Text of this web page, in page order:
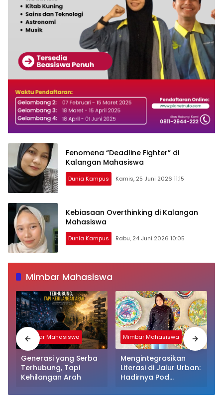
Fenomena “Deadline Fighter” di
Kalangan Mahasiswa
Dunia Kampus Kamis, 25 Juni 2026 11:15
Kebiasaan Overthinking di Kalangan
Mahasiswa
Dunia Kampus Rabu, 24 Juni 2026 10:05
Mimbar Mahasiswa
Mimbar Mahasiswa
Generasi yang Serba
Terhubung, Tapi
Kehilangan Arah
Mimbar Mahasiswa
Mengintegrasikan
Literasi di Jalur Urban:
Hadirnya Pod
Mandiri dan EV-Library